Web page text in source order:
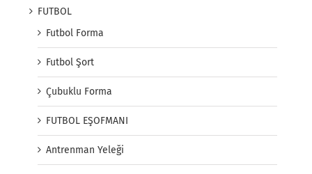
FUTBOL
Futbol Forma
Futbol Şort
Çubuklu Forma
FUTBOL EŞOFMANI
Antrenman Yeleği